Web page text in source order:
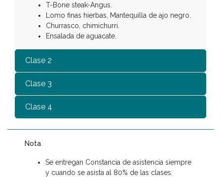
T-Bone steak-Angus.
Lomo finas hierbas, Mantequilla de ajo negro.
Churrasco, chimichurri.
Ensalada de aguacate.
Clase 2
Clase 3
Clase 4
Nota
Se entregan Constancia de asistencia siempre
y cuando se asista al 80% de las clases.